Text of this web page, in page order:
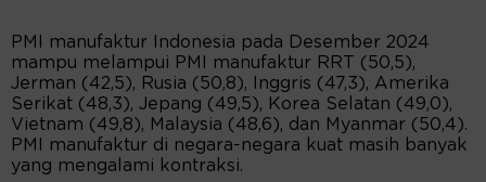
PMI manufaktur Indonesia pada Desember 2024
mampu melampui PMI manufaktur RRT (50,5),
Jerman (42,5), Rusia (50,8), Inggris (47,3), Amerika
Serikat (48,3), Jepang (49,5), Korea Selatan (49,0),
Vietnam (49,8), Malaysia (48,6), dan Myanmar (50,4).
PMI manufaktur di negara-negara kuat masih banyak
yang mengalami kontraksi.